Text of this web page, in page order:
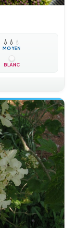
💧 💧 💧
MOYEN
BLANC